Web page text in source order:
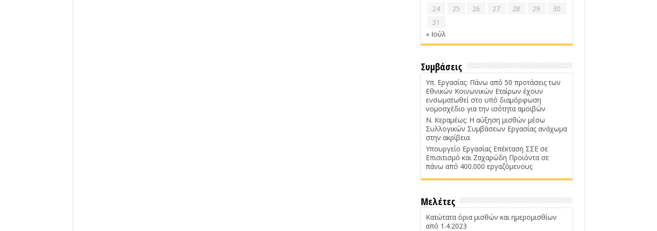
24
25 26 27 28 29
30
31
« Ιούλ
Συμβάσεις
Υπ. Εργασίας: Πάνω από 50 προτάσεις των
Εθνικών Κοινωνικών Εταίρων έχουν
ενσωματωθεί στο υπό διαμόρφωση
νομοσχέδιο για την ισότητα αμοιβών
Ν. Κεραμέως: Η αύξηση μισθών μέσω
Συλλογικών Συμβάσεων Εργασίας ανάχωμα
στην ακρίβεια
Υπουργείο Εργασίας Επέκταση ΣΣΕ σε
Επισιτισμό και Ζαχαρώδη Προϊόντα σε
πάνω από 400.000 εργαζόμενους
Μελέτες
Κατώτατα όρια μισθών και ημερομισθίων
από 1.4.2023